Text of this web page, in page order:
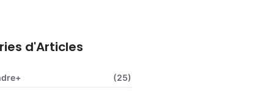
d'Articles
(25)